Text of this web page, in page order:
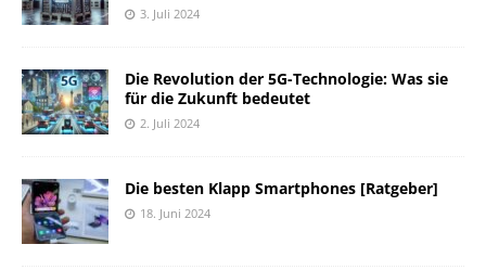
3. Juli 2024
Die Revolution der 5G-Technologie: Was sie
für die Zukunft bedeutet
2. Juli 2024
Die besten Klapp Smartphones [Ratgeber]
18. Juni 2024